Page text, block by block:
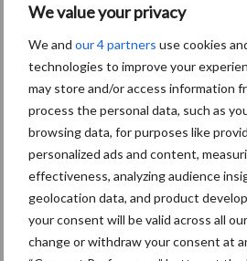
We value your privacy
We and our 4 partners use cookies
technologies to improve your
may store and/or access information
process the personal data, such as
browsing data, for purposes like
personalized ads and content,
effectiveness, analyzing audience
geolocation data, and product
your consent will be valid across all
change or withdraw your consent at
sterke pijler,
naar voer- en
Toon meer